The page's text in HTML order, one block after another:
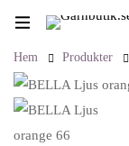
Hem Produkter